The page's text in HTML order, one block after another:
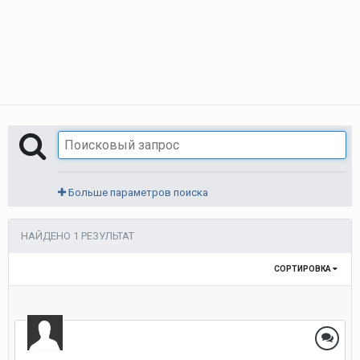
Больше параметров поиска
НАЙДЕНО 1 РЕЗУЛЬТАТ
СОРТИРОВКА